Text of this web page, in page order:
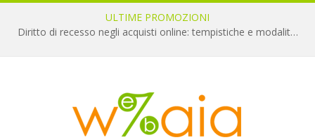
ULTIME PROMOZIONI
Diritto di recesso negli acquisti online: tempistiche e modalità per il rimborso